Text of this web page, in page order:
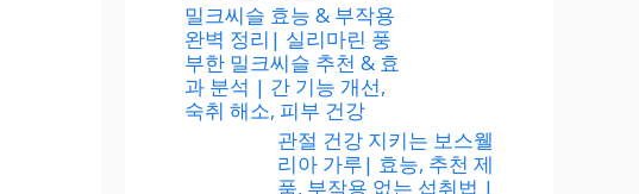
밀크씨슬 효능 & 부작용
완벽 정리| 실리마린 풍
부한 밀크씨슬 추천 & 효
과 분석 | 간 기능 개선,
숙취 해소, 피부 건강
관절 건강 지키는 보스웰
리아 가루| 효능, 추천 제
품, 부작용 없는 섭취법 |